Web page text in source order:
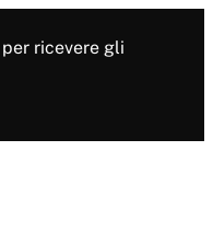
ricevere gli